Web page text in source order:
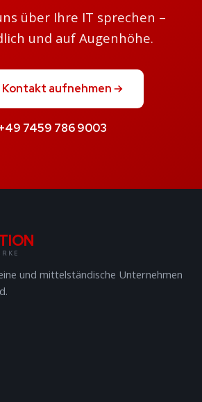
über Ihre IT sprechen –
und auf Augenhöhe.
aufnehmen
+49 7459 786 9003
und mittelständische Unternehmen